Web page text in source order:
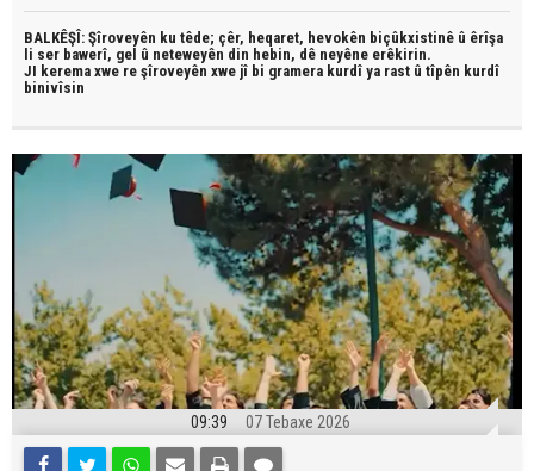
BALKÊŞÎ: Şîroveyên ku têde; çêr, heqaret, hevokên biçûkxistinê û êrîşa
li ser bawerî, gel û neteweyên din hebin, dê neyêne erêkirin.
JI kerema xwe re şîroveyên xwe jî bi gramera kurdî ya rast û tîpên kurdî
binivîsin
09:39 07 Tebaxe 2026